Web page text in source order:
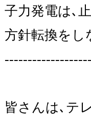
子力発電は､
方針転換をし
皆さんは､テ